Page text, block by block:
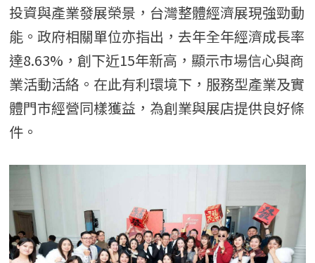
投資與產業發展榮景，台灣整體經濟展現強勁動
能。政府相關單位亦指出，去年全年經濟成長率
達8.63%，創下近15年新高，顯示市場信心與商
業活動活絡。在此有利環境下，服務型產業及實
體門市經營同樣獲益，為創業與展店提供良好條
件。